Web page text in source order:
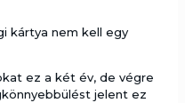
kártya nem kell egy
ez a két év, de végre
jelent ez